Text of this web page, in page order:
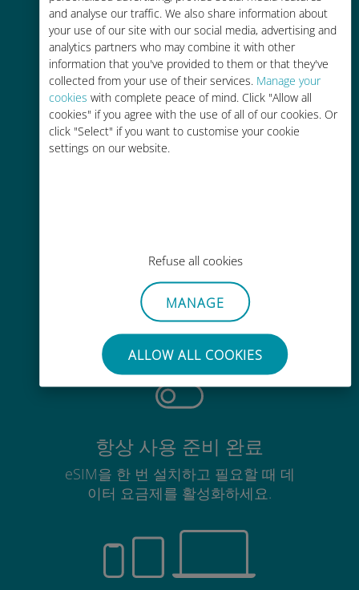
and analyse our traffic. We also share information about
your use of our site with our social media, advertising and
analytics partners who may combine it with other
information that you've provided to them or that they've
collected from your use of their services. Manage your
cookies with complete peace of mind. Click "Allow all
cookies" if you agree with the use of all of our cookies. Or
click "Select" if you want to customise your cookie
settings on our website.
Refuse all cookies
MANAGE
ALLOW ALL COOKIES
90% 저렴합니다.
간편한 충전
Wi-Fi나 남은 데이터가 없어도 Ubigi
간편한
기존 SIM 카드를 제거할 필요가 없습
니다.
항상 사용 준비 완료
eSIM을 한 번 설치하고 필요할 때 데
이터 요금제를 활성화하세요.